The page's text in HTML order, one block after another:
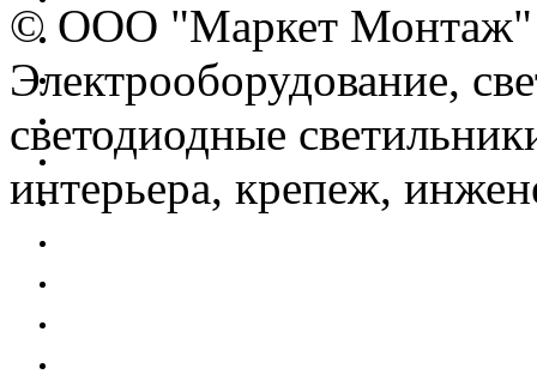
© OOO "Маркет Монтаж"
Электрооборудование,
светодиодные
интерьера, крепеж,